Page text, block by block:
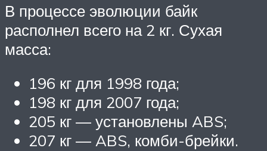
В процессе эволюции байк
располнел всего на 2 кг. Сухая
масса:
196 кг для 1998 года;
198 кг для 2007 года;
205 кг — установлены ABS;
207 кг — ABS, комби-брейки.